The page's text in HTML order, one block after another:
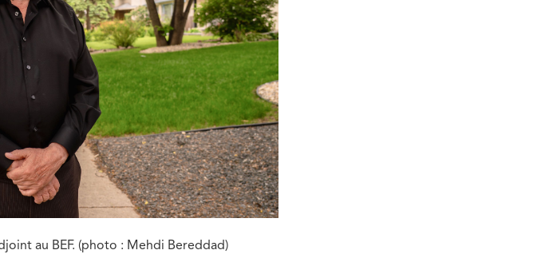
au BEF. (photo : Mehdi Bereddad)